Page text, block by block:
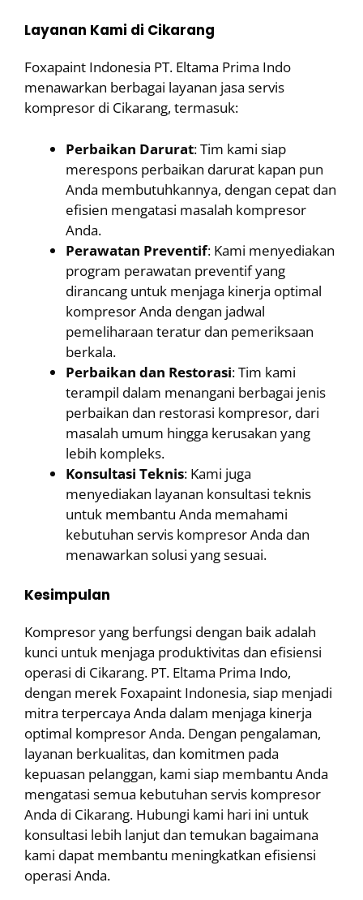
Layanan Kami di Cikarang
Foxapaint Indonesia PT. Eltama Prima Indo
menawarkan berbagai layanan jasa servis
kompresor di Cikarang, termasuk:
Perbaikan Darurat: Tim kami siap
merespons perbaikan darurat kapan pun
Anda membutuhkannya, dengan cepat dan
efisien mengatasi masalah kompresor
Anda.
Perawatan Preventif: Kami menyediakan
program perawatan preventif yang
dirancang untuk menjaga kinerja optimal
kompresor Anda dengan jadwal
pemeliharaan teratur dan pemeriksaan
berkala.
Perbaikan dan Restorasi: Tim kami
terampil dalam menangani berbagai jenis
perbaikan dan restorasi kompresor, dari
masalah umum hingga kerusakan yang
lebih kompleks.
Konsultasi Teknis: Kami juga
menyediakan layanan konsultasi teknis
untuk membantu Anda memahami
kebutuhan servis kompresor Anda dan
menawarkan solusi yang sesuai.
Kesimpulan
Kompresor yang berfungsi dengan baik adalah
kunci untuk menjaga produktivitas dan efisiensi
operasi di Cikarang. PT. Eltama Prima Indo,
dengan merek Foxapaint Indonesia, siap menjadi
mitra terpercaya Anda dalam menjaga kinerja
optimal kompresor Anda. Dengan pengalaman,
layanan berkualitas, dan komitmen pada
kepuasan pelanggan, kami siap membantu Anda
mengatasi semua kebutuhan servis kompresor
Anda di Cikarang. Hubungi kami hari ini untuk
konsultasi lebih lanjut dan temukan bagaimana
kami dapat membantu meningkatkan efisiensi
operasi Anda.